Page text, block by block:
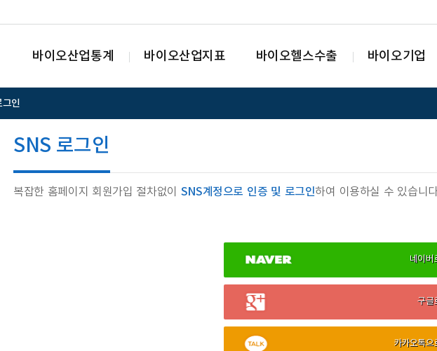
바이오산업통계 바이오산업지표 바이오헬스수출 바이오기업
인
SNS 로그인
복잡한 홈페이지 회원가입 절차없이 SNS계정으로 인증 및 로그인하여 이용하실 수 있습니
네이버
구글
카카오톡으